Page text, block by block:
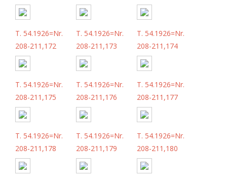
T. 54.1926=Nr.
208-211,172
T. 54.1926=Nr.
208-211,173
T. 54.1926=Nr.
208-211,174
T. 54.1926=Nr.
208-211,175
T. 54.1926=Nr.
208-211,176
T. 54.1926=Nr.
208-211,177
T. 54.1926=Nr.
208-211,178
T. 54.1926=Nr.
208-211,179
T. 54.1926=Nr.
208-211,180